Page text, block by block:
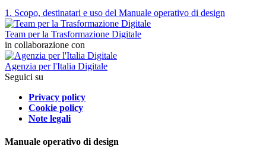
1. Scopo, destinatari e uso del Manuale operativo di design
Team per la Trasformazione Digitale
in collaborazione con
Agenzia per l'Italia Digitale
Seguici su
Privacy policy
Cookie policy
Note legali
Manuale operativo di design